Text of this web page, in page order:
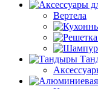
Вертела